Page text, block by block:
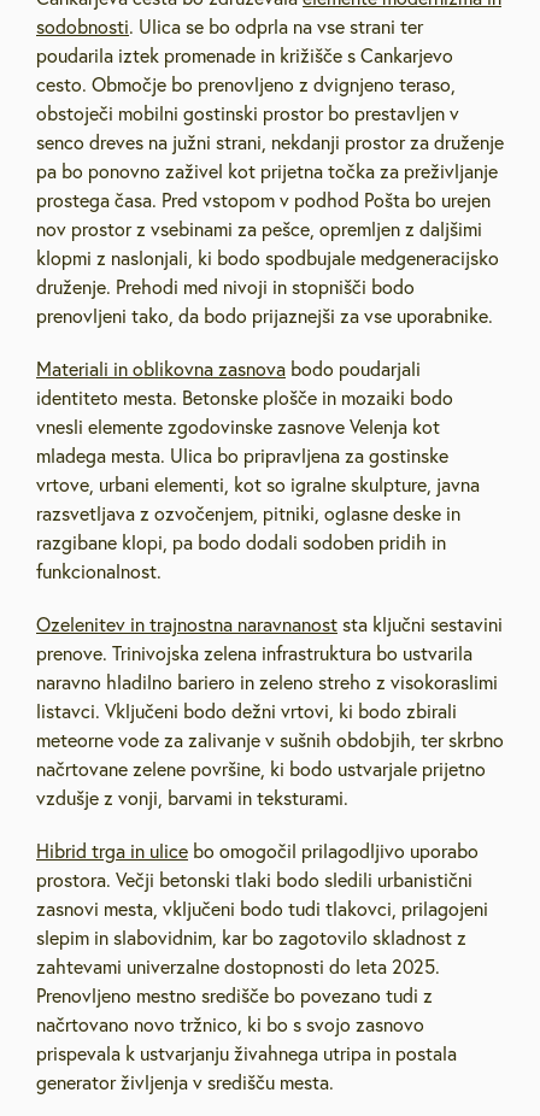
sodobnosti. Ulica se bo odprla na vse strani ter
poudarila iztek promenade in križišče s Cankarjevo
cesto. Območje bo prenovljeno z dvignjeno teraso,
obstoječi mobilni gostinski prostor bo prestavljen v
senco dreves na južni strani, nekdanji prostor za druženje
pa bo ponovno zaživel kot prijetna točka za preživljanje
prostega časa. Pred vstopom v podhod Pošta bo urejen
nov prostor z vsebinami za pešce, opremljen z daljšimi
klopmi z naslonjali, ki bodo spodbujale medgeneracijsko
druženje. Prehodi med nivoji in stopnišči bodo
prenovljeni tako, da bodo prijaznejši za vse uporabnike.
Materiali in oblikovna zasnova bodo poudarjali
identiteto mesta. Betonske plošče in mozaiki bodo
vnesli elemente zgodovinske zasnove Velenja kot
mladega mesta. Ulica bo pripravljena za gostinske
vrtove, urbani elementi, kot so igralne skulpture, javna
razsvetljava z ozvočenjem, pitniki, oglasne deske in
razgibane klopi, pa bodo dodali sodoben pridih in
funkcionalnost.
Ozelenitev in trajnostna naravnanost sta ključni sestavini
prenove. Trinivojska zelena infrastruktura bo ustvarila
naravno hladilno bariero in zeleno streho z visokoraslimi
listavci. Vključeni bodo dežni vrtovi, ki bodo zbirali
meteorne vode za zalivanje v sušnih obdobjih, ter skrbno
načrtovane zelene površine, ki bodo ustvarjale prijetno
vzdušje z vonji, barvami in teksturami.
Hibrid trga in ulice bo omogočil prilagodljivo uporabo
prostora. Večji betonski tlaki bodo sledili urbanistični
zasnovi mesta, vključeni bodo tudi tlakovci, prilagojeni
slepim in slabovidnim, kar bo zagotovilo skladnost z
zahtevami univerzalne dostopnosti do leta 2025.
Prenovljeno mestno središče bo povezano tudi z
načrtovano novo tržnico, ki bo s svojo zasnovo
prispevala k ustvarjanju živahnega utripa in postala
generator življenja v središču mesta.